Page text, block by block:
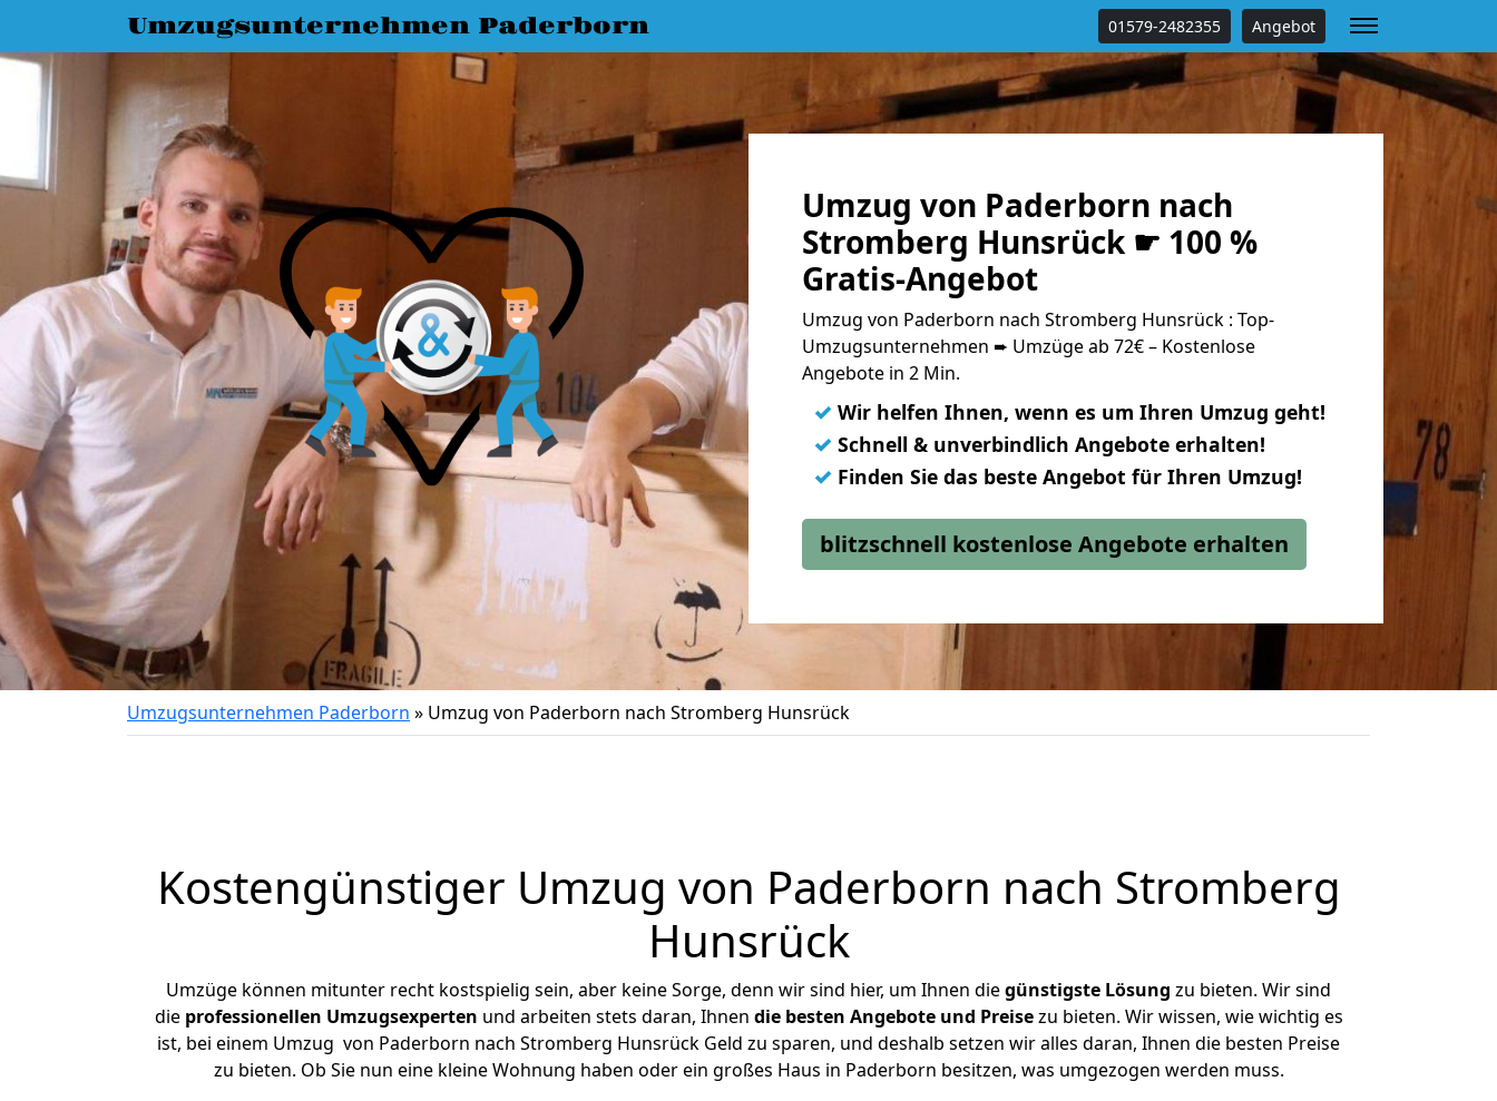
Umzugsunternehmen Paderborn 01579-2482355 Angebot
Umzug von Paderborn nach
Stromberg Hunsrück ☛ 100 %
Gratis-Angebot
Umzug von Paderborn nach Stromberg Hunsrück : Top-
Umzugsunternehmen ➨ Umzüge ab 72€ – Kostenlose
Angebote in 2 Min.
✓ Wir helfen Ihnen, wenn es um Ihren Umzug geht!
✓ Schnell & unverbindlich Angebote erhalten!
✓ Finden Sie das beste Angebot für Ihren Umzug!
blitzschnell kostenlose Angebote erhalten
Umzugsunternehmen Paderborn » Umzug von Paderborn nach Stromberg Hunsrück
Kostengünstiger Umzug von Paderborn nach Stromberg
Hunsrück
Umzüge können mitunter recht kostspielig sein, aber keine Sorge, denn wir sind hier, um Ihnen diegünstigste Lösung zu bieten. Wir sind
die professionellen Umzugsexperten und arbeiten stets daran, Ihnen die besten Angebote und Preisezu bieten. Wir wissen, wie wichtig es
ist, bei einem Umzug von Paderborn nach Stromberg Hunsrück Geld zu sparen, und deshalb setzen wir alles daran, Ihnen die besten Preise
zu bieten. Ob Sie nun eine kleine Wohnung haben oder ein großes Haus in Paderborn besitzen, was umgezogen werden muss.